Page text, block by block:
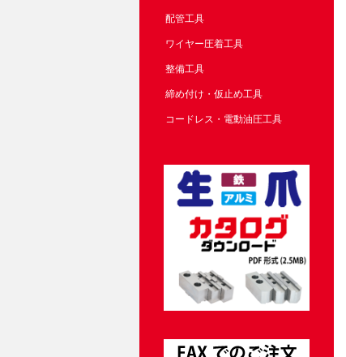
配管工具
ワイヤー圧着工具
整備工具
締め付け・仮止め工具
コードレス・電動油圧工具